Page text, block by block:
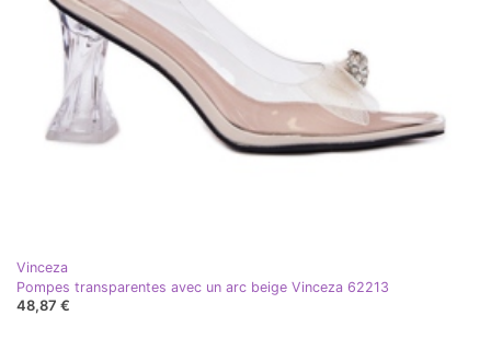
Vinceza
Pompes transparentes avec un arc beige Vinceza 62213
48,87 €